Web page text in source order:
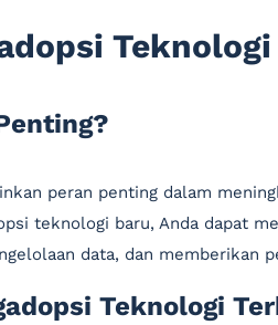
peran penting dalam
teknologi baru, Anda dapat
data, dan memberikan
Teknologi